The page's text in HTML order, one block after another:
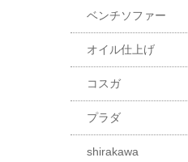
ベンチソファー
オイル仕上げ
コスガ
プラダ
shirakawa